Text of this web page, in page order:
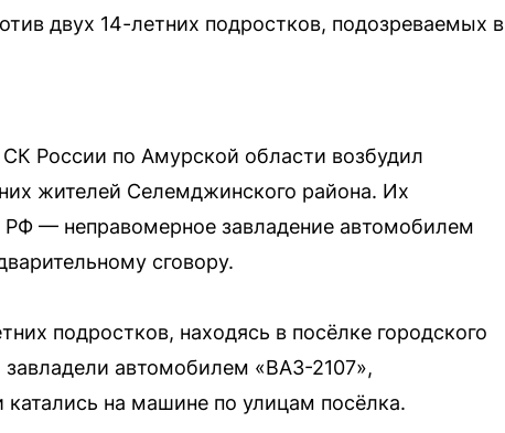
двух 14-летних подростков, подозреваемых в
России по Амурской области возбудил
жителей Селемджинского района. Их
РФ — неправомерное завладение автомобилем
сговору.
подростков, находясь в посёлке городского
автомобилем «ВАЗ-2107»,
на машине по улицам посёлка.